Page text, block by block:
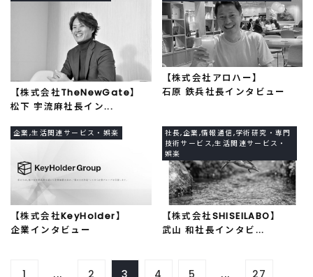
【株式会社TheNewGate】
松下 宇流麻社長イン...
【株式会社アロハー】
石原 鉄兵社長インタビュー
企業,生活関連サービス・娯楽
【株式会社KeyHolder】
企業インタビュー
社長,企業,情報通信,学術研究・専門
技術サービス,生活関連サービス・
娯楽
【株式会社SHISEILABO】
武山 和社長インタビ...